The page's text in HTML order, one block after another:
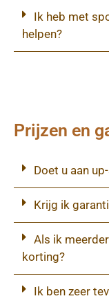
Ik heb met
helpen?
Prijzen en
Doet u aan
Krijg ik
Als ik
korting?
Ik ben zeer